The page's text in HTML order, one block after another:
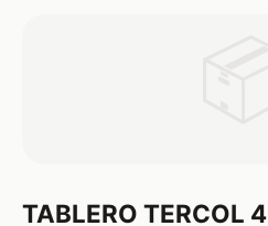
TABLERO TERCOL